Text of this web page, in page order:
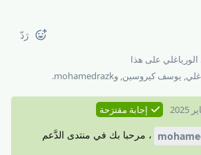
رَدّ
على هذا
, يوسف كيروسين, وmohamedrazk
.
إجابة مقترَحة
، مرحبا بك في منتدى الدَّعم